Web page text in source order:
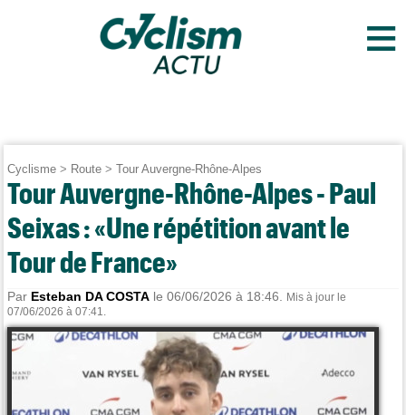
≡
Cyclisme > Route >Tour Auvergne-Rhône-Alpes
Tour Auvergne-Rhône-Alpes - Paul
Seixas : «Une répétition avant le
Tour de France»
Par Esteban DA COSTA le 06/06/2026 à 18:46.
Mis à jour le
07/06/2026 à 07:41.